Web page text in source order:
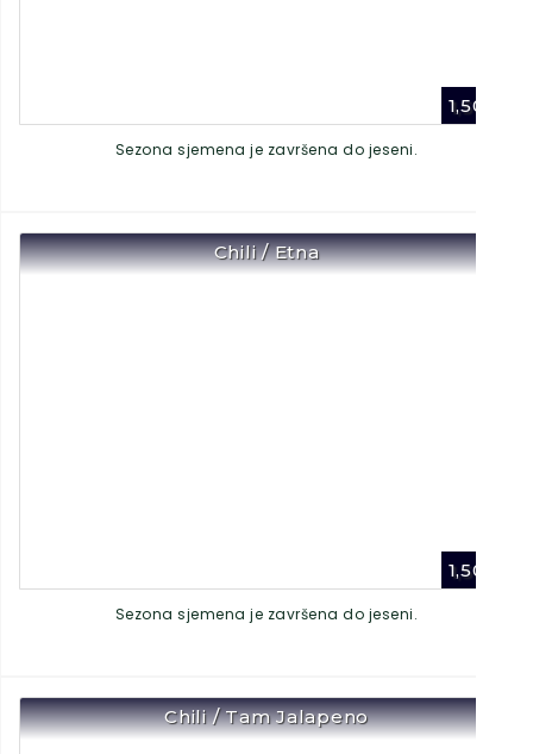
1,50
Sezona sjemena je završena do jeseni.
Chili / Etna
1,50
Sezona sjemena je završena do jeseni.
Chili / Tam Jalapeno